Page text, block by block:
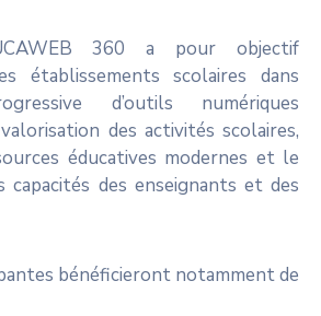
360 a pour objectif
établissements scolaires dans
d’outils numériques
des activités scolaires,
éducatives modernes et le
capacités des enseignants et des
bénéficieront notamment de